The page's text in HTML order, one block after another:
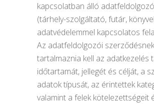
kapcsolatban álló
(tárhely-szolgáltató, futár,
adatvédelemmel kapcsolatos
Az adatfeldolgozói szerződésnek
tartalmaznia kell az adatkezelés
időtartamát, jellegét és célját, a
adatok típusát, az érintettek
valamint a felek kötelezettségeit